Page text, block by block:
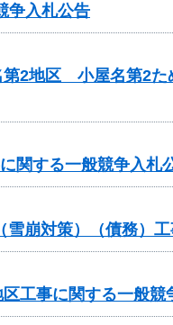
争入札公告
2地区 小屋名第2た
関する一般競争入札
崩対策）（債務）
工事に関する一般競